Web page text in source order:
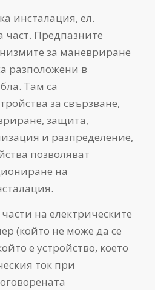
инсталация, ел.
част. Предпазните
за маневриране
разположени в
Там са
за свързване,
защита,
и разпределение,
позволяват
на
на електрическите
(който не може да се
е устройство, което
ток при